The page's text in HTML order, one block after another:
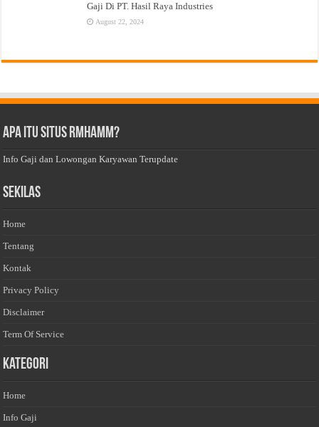
Gaji Di PT. Hasil Raya Industries
August 22, 2024
Apa Itu Situs Rmhamm?
Info Gaji dan Lowongan Karyawan Terupdate
Sekilas
Home
Tentang
Kontak
Privacy Policy
Disclaimer
Term Of Service
Kategori
Home
Info Gaji